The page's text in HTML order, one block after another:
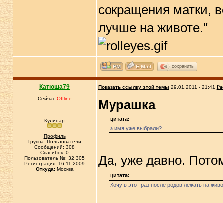
сокращения матки,
лучше на животе."
сохранить
Катюша79 Показать ссылку этой темы 29.01.2011 - 21:41
Сейчас Offline
Кулинар
Профиль
Группа: Пользователи
Сообщений: 308
Спасибок: 0
Пользователь №: 32 305
Регистрация: 16.11.2009
Откуда:Москва
Мурашка
цитата:
а имя уже выбрали?
Да, уже давно.
цитата:
Хочу в этот раз после родов лежать на